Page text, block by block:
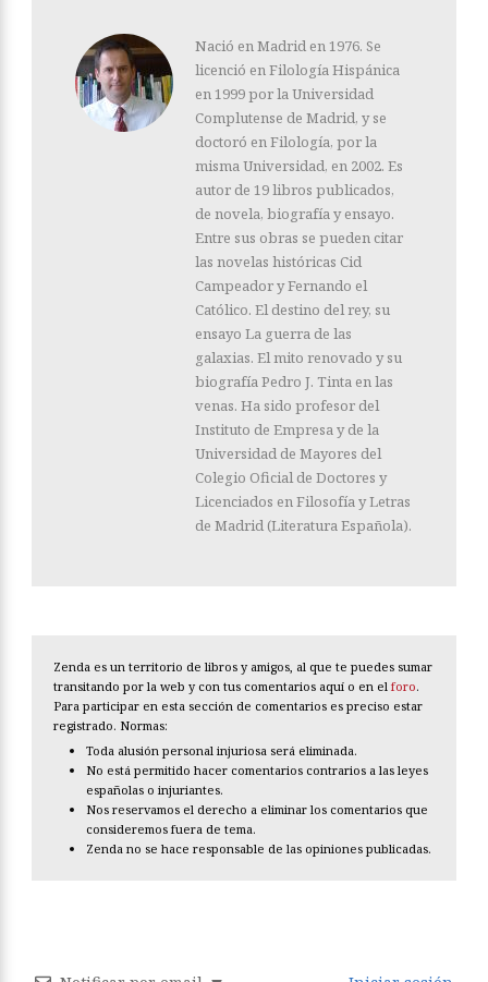
Nació en Madrid en 1976. Se
licenció en Filología Hispánica
en 1999 por la Universidad
Complutense de Madrid, y se
doctoró en Filología, por la
misma Universidad, en 2002. Es
autor de 19 libros publicados,
de novela, biografía y ensayo.
Entre sus obras se pueden citar
las novelas históricas Cid
Campeador y Fernando el
Católico. El destino del rey, su
ensayo La guerra de las
galaxias. El mito renovado y su
biografía Pedro J. Tinta en las
venas. Ha sido profesor del
Instituto de Empresa y de la
Universidad de Mayores del
Colegio Oficial de Doctores y
Licenciados en Filosofía y Letras
de Madrid (Literatura Española).
Zenda es un territorio de libros y amigos, al que te puedes sumar
transitando por la web y con tus comentarios aquí o en el foro.
Para participar en esta sección de comentarios es preciso estar
registrado. Normas:
Toda alusión personal injuriosa será eliminada.
No está permitido hacer comentarios contrarios a las leyes
españolas o injuriantes.
Nos reservamos el derecho a eliminar los comentarios que
consideremos fuera de tema.
Zenda no se hace responsable de las opiniones publicadas.